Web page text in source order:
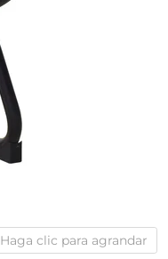
Haga clic para agrandar